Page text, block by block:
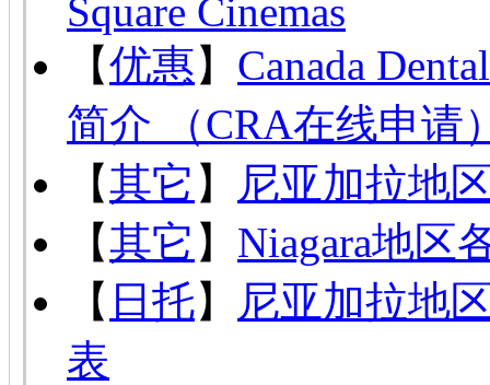
Square Cinemas
【优惠】 Canada
简介 （CRA在线申请
【其它 】
尼亚加拉地
【其它 】 Niagara地区
【 日托】
尼亚加拉地
表